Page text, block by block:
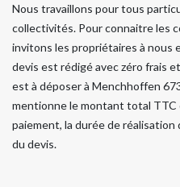
Nous travaillons pour tous
collectivités. Pour connaitre les
invitons les propriétaires à nous
devis est rédigé avec zéro frais
est à déposer à Menchhoffen
mentionne le montant total TTC
paiement, la durée de
du devis.